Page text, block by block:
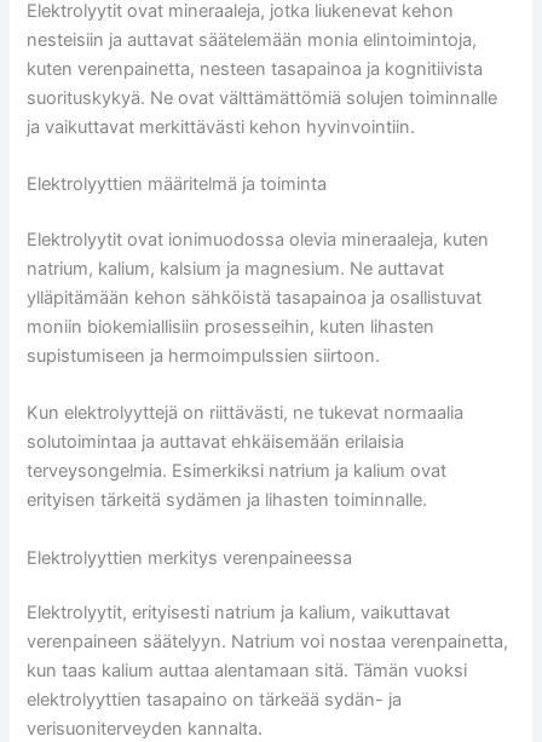
Elektrolyytit ovat mineraaleja, jotka liukenevat kehon
nesteisiin ja auttavat säätelemään monia elintoimintoja,
kuten verenpainetta, nesteen tasapainoa ja kognitiivista
suorituskykyä. Ne ovat välttämättömiä solujen toiminnalle
ja vaikuttavat merkittävästi kehon hyvinvointiin.
Elektrolyyttien määritelmä ja toiminta
Elektrolyytit ovat ionimuodossa olevia mineraaleja, kuten
natrium, kalium, kalsium ja magnesium. Ne auttavat
ylläpitämään kehon sähköistä tasapainoa ja osallistuvat
moniin biokemiallisiin prosesseihin, kuten lihasten
supistumiseen ja hermoimpulssien siirtoon.
Kun elektrolyyttejä on riittävästi, ne tukevat normaalia
solutoimintaa ja auttavat ehkäisemään erilaisia
terveysongelmia. Esimerkiksi natrium ja kalium ovat
erityisen tärkeitä sydämen ja lihasten toiminnalle.
Elektrolyyttien merkitys verenpaineessa
Elektrolyytit, erityisesti natrium ja kalium, vaikuttavat
verenpaineen säätelyyn. Natrium voi nostaa verenpainetta,
kun taas kalium auttaa alentamaan sitä. Tämän vuoksi
elektrolyyttien tasapaino on tärkeää sydän- ja
verisuoniterveyden kannalta.